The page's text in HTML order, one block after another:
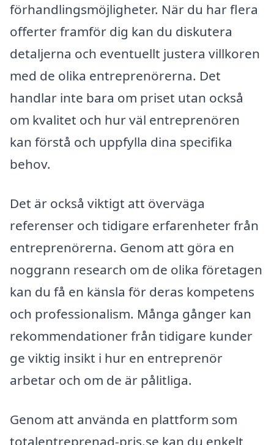
förhandlingsmöjligheter. När du har flera
offerter framför dig kan du diskutera
detaljerna och eventuellt justera villkoren
med de olika entreprenörerna. Det
handlar inte bara om priset utan också
om kvalitet och hur väl entreprenören
kan förstå och uppfylla dina specifika
behov.
Det är också viktigt att överväga
referenser och tidigare erfarenheter från
entreprenörerna. Genom att göra en
noggrann research om de olika företagen
kan du få en känsla för deras kompetens
och professionalism. Många gånger kan
rekommendationer från tidigare kunder
ge viktig insikt i hur en entreprenör
arbetar och om de är pålitliga.
Genom att använda en plattform som
totalentreprenad-pris.se kan du enkelt